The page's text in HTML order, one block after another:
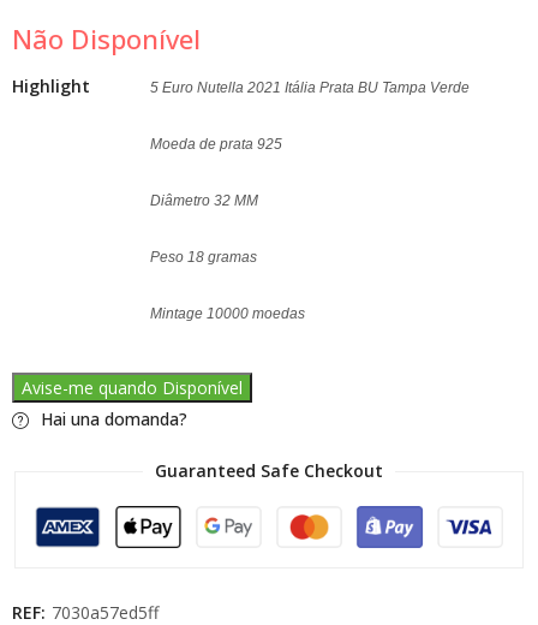
Não Disponível
Highlight 5 Euro Nutella 2021 Itália Prata BU Tampa Verde
Moeda de prata 925
Diâmetro 32 MM
Peso 18 gramas
Mintage 10000 moedas
Avise-me quando Disponível
Hai una domanda?
Guaranteed Safe Checkout
REF: 7030a57ed5ff